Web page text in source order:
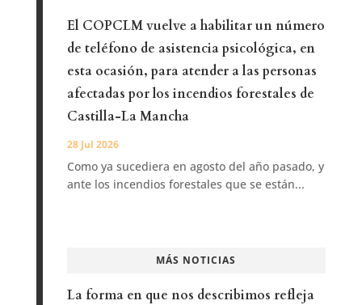
El COPCLM vuelve a habilitar un número
de teléfono de asistencia psicológica, en
esta ocasión, para atender a las personas
afectadas por los incendios forestales de
Castilla-La Mancha
28 Jul 2026
Como ya sucediera en agosto del año pasado, y
ante los incendios forestales que se están...
MÁS NOTICIAS
La forma en que nos describimos refleja